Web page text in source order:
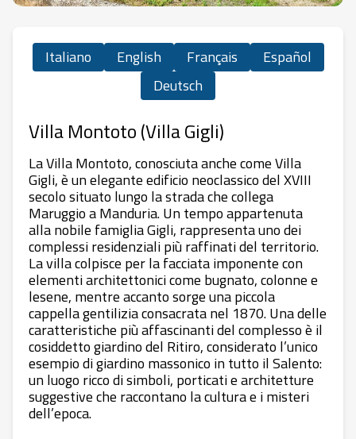
Italiano English Français
Español
Deutsch
Villa Montoto (Villa Gigli)
La Villa Montoto, conosciuta anche come Villa
Gigli, è un elegante edificio neoclassico del XVIII
secolo situato lungo la strada che collega
Maruggio a Manduria. Un tempo appartenuta
alla nobile famiglia Gigli, rappresenta uno dei
complessi residenziali più raffinati del territorio.
La villa colpisce per la facciata imponente con
elementi architettonici come bugnato, colonne e
lesene, mentre accanto sorge una piccola
cappella gentilizia consacrata nel 1870. Una delle
caratteristiche più affascinanti del complesso è il
cosiddetto giardino del Ritiro, considerato l’unico
esempio di giardino massonico in tutto il Salento:
un luogo ricco di simboli, porticati e architetture
suggestive che raccontano la cultura e i misteri
dell’epoca.